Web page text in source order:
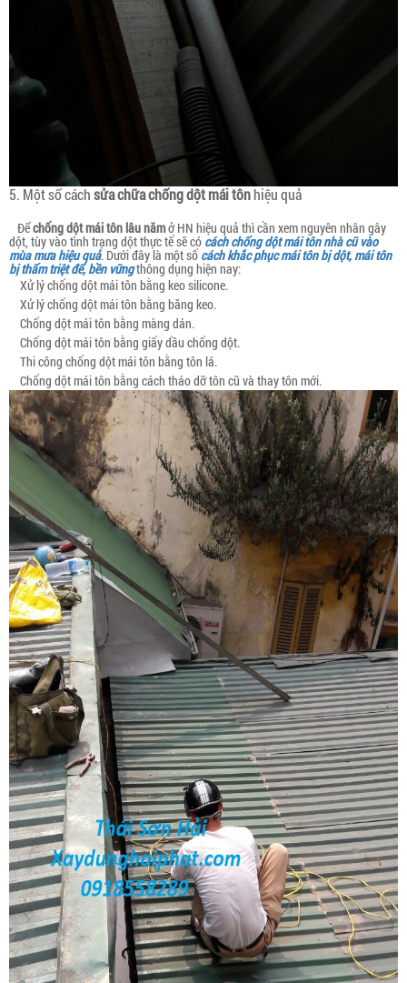
5. Một số cáchsửa chữa chống dột mái tônhiệu quả
Đểchống dột mái tôn lâu nămở HN hiệu quả thì cần xem nguyên nhân gây
dột, tùy vào tình trạng dột thực tế sẽ có cách chống dột mái tôn nhà cũ vào
mùa mưa hiệu quả. Dưới đây là một số cách khắc phục mái tôn bị dột, mái tôn
bị thấm triệt để, bền vữngthông dụng hiện nay:
Xử lý chống dột mái tôn bằng keo silicone.
Xử lý chống dột mái tôn bằng băng keo.
Chống dột mái tôn bằng màng dán.
Chống dột mái tôn bằng giấy dầu chống dột.
Thi công chống dột mái tôn bằng tôn lá.
Chống dột mái tôn bằng cách tháo dỡ tôn cũ và thay tôn mới.